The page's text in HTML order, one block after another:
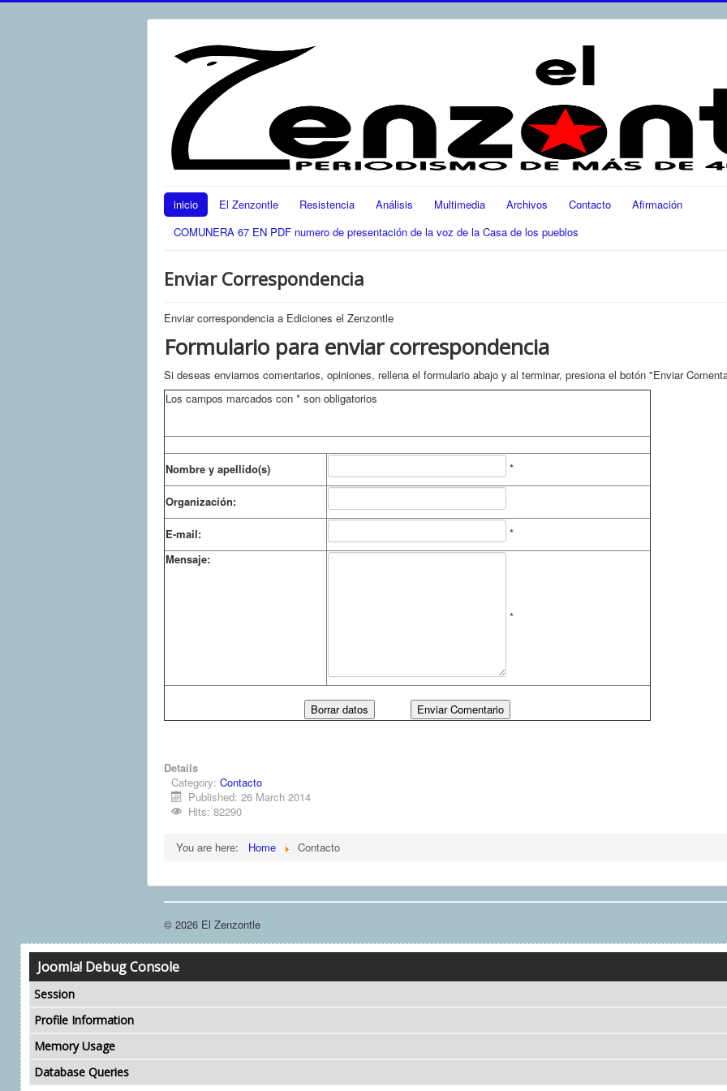
inicio El Zenzontle Resistencia Análisis Multimedia Archivos Contacto
Afirmación
COMUNERA 67 EN PDF numero de presentación de la voz de la Casa de los pueblos
Enviar Correspondencia
Enviar correspondencia a Ediciones el Zenzontle
Formulario para enviar correspondencia
Si deseas enviarnos comentarios, opiniones, rellena el formulario abajo y al terminar, presiona el botón "Enviar
Los campos marcados con * son obligatorios
Nombre y apellido(s) *
Organización:
E-mail:
*
Mensaje:
*
Details
Category: Contacto
Published: 26 March 2014
Hits: 82290
You are here: Home Contacto
© 2026 El Zenzontle
Joomla! Debug Console
Session
Profile Information
Memory Usage
Database Queries